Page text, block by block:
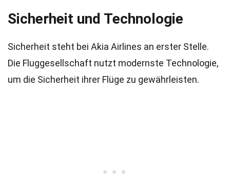
Sicherheit und Technologie
Sicherheit steht bei Akia Airlines an erster Stelle.
Die Fluggesellschaft nutzt modernste Technologie,
um die Sicherheit ihrer Flüge zu gewährleisten.